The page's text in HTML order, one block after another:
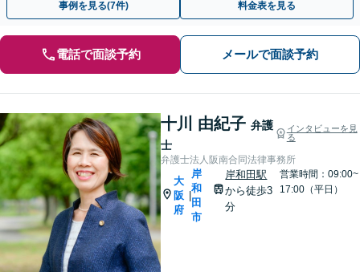
事例を見る(7件) 料金表を見る
電話で面談予約 メールで面談予約
十川 由紀子 弁護
士
インタビューを見
る
弁護士法人阪南合同法律事務所
大
阪
府
岸
和
田
市
岸和田駅
から徒歩3
分
営業時間：09:00~
17:00（平日）